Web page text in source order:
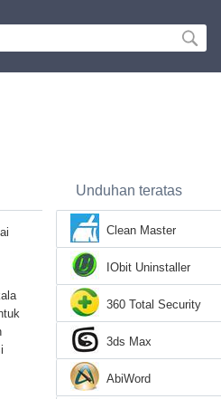
Unduhan teratas
Clean Master
IObit Uninstaller
360 Total Security
3ds Max
AbiWord